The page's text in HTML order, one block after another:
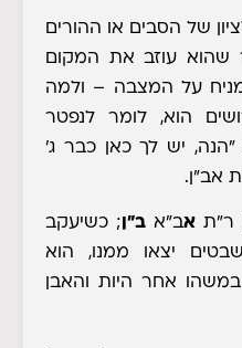
של הסבים או ההורים
שהוא עוזב את המקום
על המצבה – ולמה
הוא, לומר לנפטר
יש לך כאן כבר ג'
אב"ן.
ר"ת אב"א ב"ן ; כשיעקב
יצאו ממנו, הוא
אחר היות והאבן